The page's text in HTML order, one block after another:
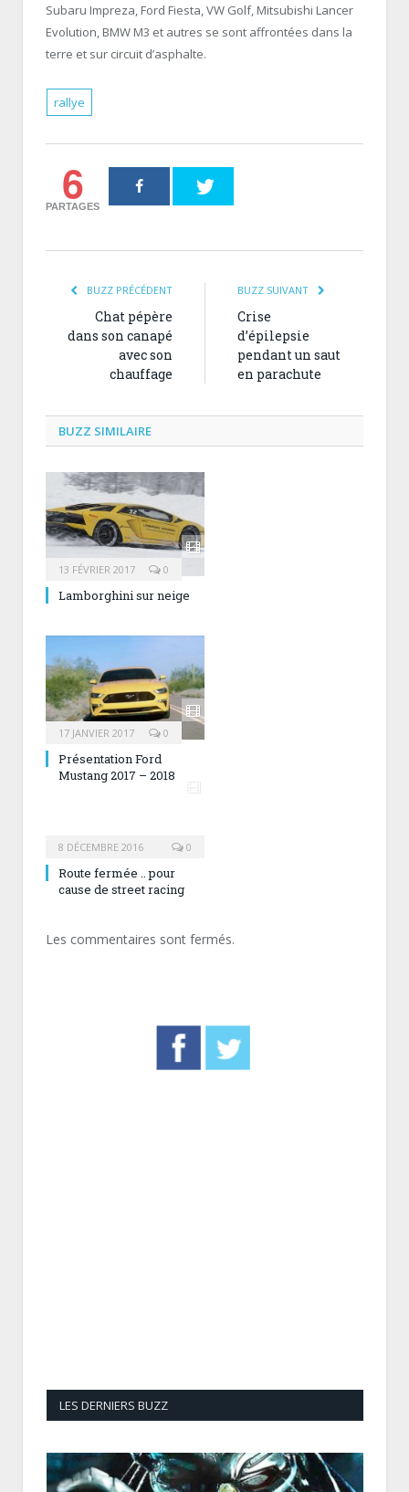
Subaru Impreza, Ford Fiesta, VW Golf, Mitsubishi Lancer
Evolution, BMW M3 et autres se sont affrontées dans la
terre et sur circuit d’asphalte.
rallye
6
PARTAGES
BUZZ PRÉCÉDENT
Chat pépère
dans son canapé
avec son
chauffage
BUZZ SUIVANT
Crise
d’épilepsie
pendant un saut
en parachute
BUZZ SIMILAIRE
13 FÉVRIER 2017 0
Lamborghini sur neige
17 JANVIER 2017 0
Présentation Ford
Mustang 2017 – 2018
8 DÉCEMBRE 2016 0
Route fermée .. pour
cause de street racing
Les commentaires sont fermés.
LES DERNIERS BUZZ